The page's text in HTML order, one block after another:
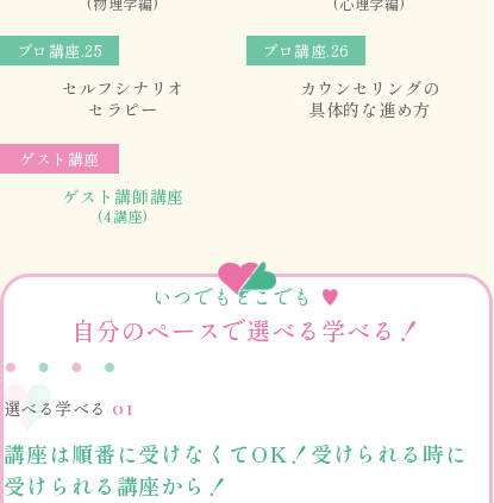
プロ講座.25
セルフシナリオ
セラピー
プロ講座.26
カウンセリングの
具体的な進め方
ゲスト講座
ゲスト講師講座
(4講座)
いつでもどこでも ♥
自分のペースで選べる学べる！
選べる学べる 01
講座は順番に受けなくてOK！受けられる時に
受けられる講座から！